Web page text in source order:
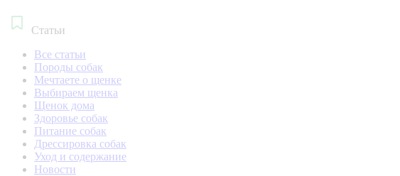
Статьи
Все статьи
Породы собак
Мечтаете о щенке
Выбираем щенка
Щенок дома
Здоровье собак
Питание собак
Дрессировка собак
Уход и содержание
Новости